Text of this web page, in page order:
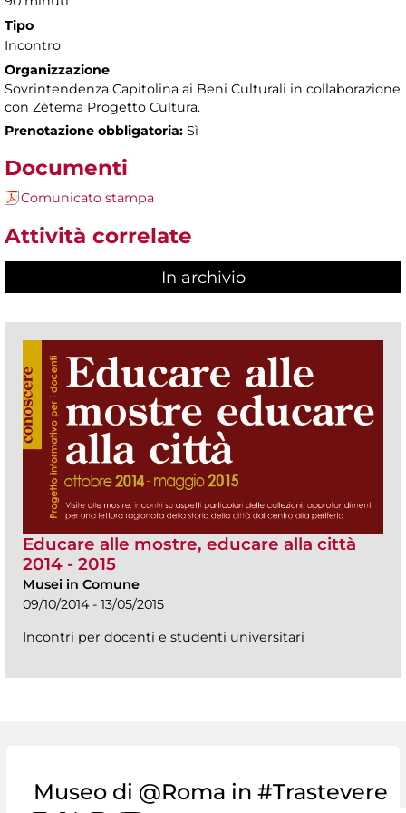
Tipo
Incontro
Organizzazione
Sovrintendenza Capitolina ai Beni Culturali in collaborazione
con Zètema Progetto Cultura.
Prenotazione obbligatoria: Sì
Documenti
Comunicato stampa
Attività correlate
In archivio
Educare alle mostre, educare alla città
2014 - 2015
Musei in Comune
09/10/2014 - 13/05/2015
Incontri per docenti e studenti universitari
Museo di @Roma in #Trastevere